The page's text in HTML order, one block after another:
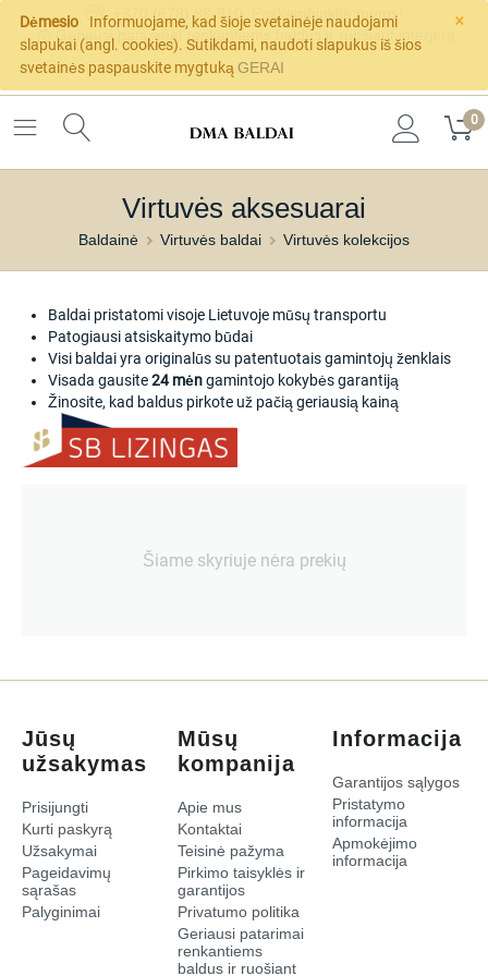
×
Dėmesio
Informuojame, kad šioje svetainėje naudojami
slapukai (angl. cookies). Sutikdami, naudoti slapukus iš šios
svetainės paspauskite mygtuką GERAI
+370 (678) 88-910
Paskambinkite mums!
Geriausi patarimai renkantiems baldus ir ruošiant interjerą
0
Virtuvės aksesuarai
Baldainė Virtuvės baldai Virtuvės kolekcijos
Baldai pristatomi visoje Lietuvoje mūsų transportu
Patogiausi atsiskaitymo būdai
Visi baldai yra originalūs su patentuotais gamintojų ženklais
Visada gausite24 mėngamintojo kokybės garantiją
Žinosite, kad baldus pirkote už pačią geriausią kainą
Šiame skyriuje nėra prekių
Jūsų
užsakymas
Prisijungti
Kurti paskyrą
Užsakymai
Pageidavimų
sąrašas
Palyginimai
Mūsų
kompanija
Apie mus
Kontaktai
Teisinė pažyma
Pirkimo taisyklės ir
garantijos
Privatumo politika
​Geriausi patarimai
renkantiems
baldus ir ruošiant
Informacija
Garantijos sąlygos
Pristatymo
informacija
Apmokėjimo
informacija